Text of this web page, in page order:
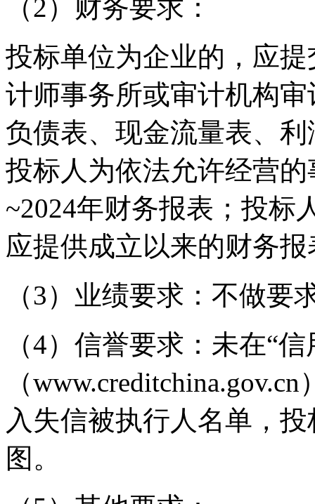
（2）财务要求：
投标单位为企业的，应
计师事务所或审计机构
负债表、现金流量表、
投标人为依法允许经营
~2024年财务报表；投标
应提供成立以来的财务报
（3）业绩要求：不做要
（4）信誉要求：未在“
（
入失信被执行人名单，
图。